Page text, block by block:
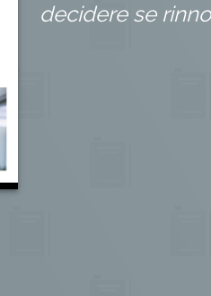
decidere se